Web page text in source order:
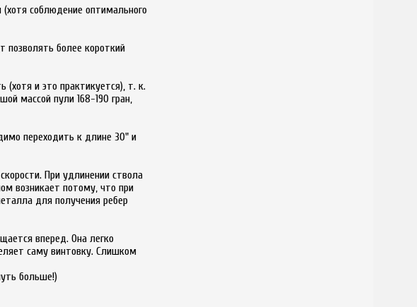
соблюдение оптимального
позволять более короткий
и это практикуется), т. к.
массой пули 168-190 гран,
переходить к длине 30" и
При удлинении ствола
возникает потому, что при
для получения ребер
вперед. Она легко
саму винтовку. Слишком
больше!)